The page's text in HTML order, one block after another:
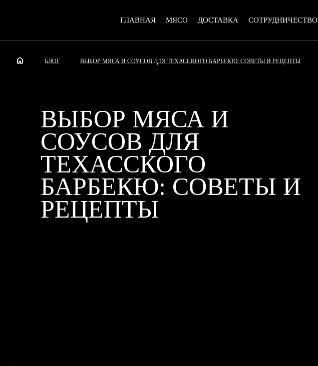
ГЛАВНАЯ МЯСО ДОСТАВКА СОТРУДНИЧЕСТВО
home БЛОГ ВЫБОР МЯСА И СОУСОВ ДЛЯ ТЕХАССКОГО БАРБЕКЮ: СОВЕТЫ И РЕЦЕПТЫ
ВЫБОР МЯСА И
СОУСОВ ДЛЯ
ТЕХАССКОГО
БАРБЕКЮ: СОВЕТЫ И
РЕЦЕПТЫ